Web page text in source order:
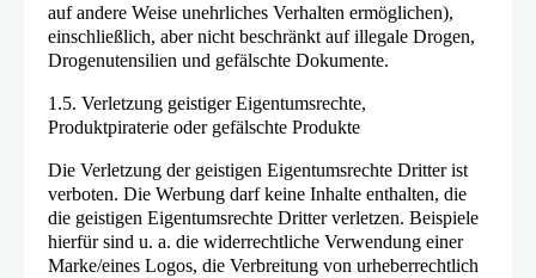
auf andere Weise unehrliches Verhalten ermöglichen),
einschließlich, aber nicht beschränkt auf illegale Drogen,
Drogenutensilien und gefälschte Dokumente.
1.5. Verletzung geistiger Eigentumsrechte,
Produktpiraterie oder gefälschte Produkte
Die Verletzung der geistigen Eigentumsrechte Dritter ist
verboten. Die Werbung darf keine Inhalte enthalten, die
die geistigen Eigentumsrechte Dritter verletzen. Beispiele
hierfür sind u. a. die widerrechtliche Verwendung einer
Marke/eines Logos, die Verbreitung von urheberrechtlich